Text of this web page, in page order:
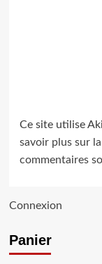
Ce site utilise
savoir plus sur
commentaires
Connexion
Panier